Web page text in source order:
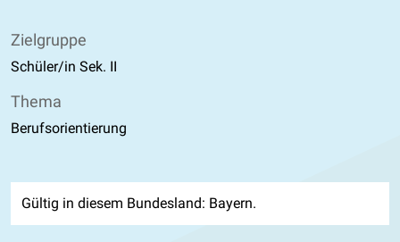
Zielgruppe
Schüler/in Sek. II
Thema
Berufsorientierung
Gültig in diesem Bundesland: Bayern.